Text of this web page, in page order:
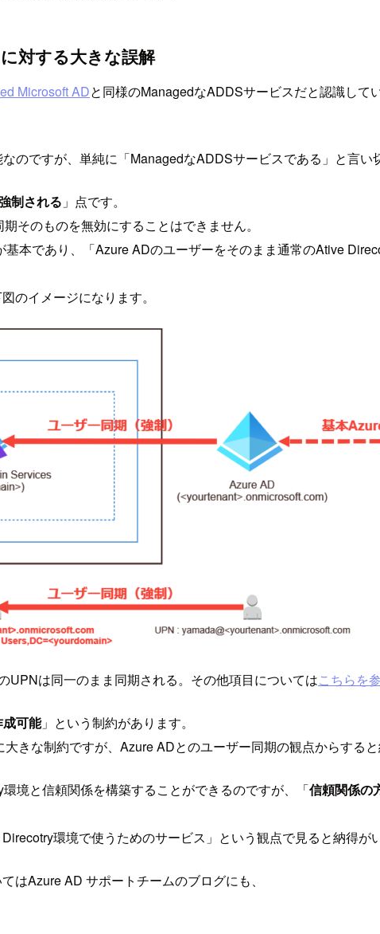
対する大きな誤解
Microsoft ADと同様のManagedなADDSサービスだと認識し
のですが、単純に「ManagedなADDSサービスである」と言
制される 」点です。
そのものを無効にすることはできません。
本であり、「Azure ADのユーザーをそのまま通常のAtive
のイメージになります。
は同一のまま同期される。その他項目についてはこちらを
可能」という制約があります。
きな制約ですが、Azure ADとのユーザー同期の観点からする
境と信頼関係を構築することができるのですが、「信頼関係
環境で使うためのサービス」という観点で見ると納得が
はAzure AD サポートチームのブログにも、